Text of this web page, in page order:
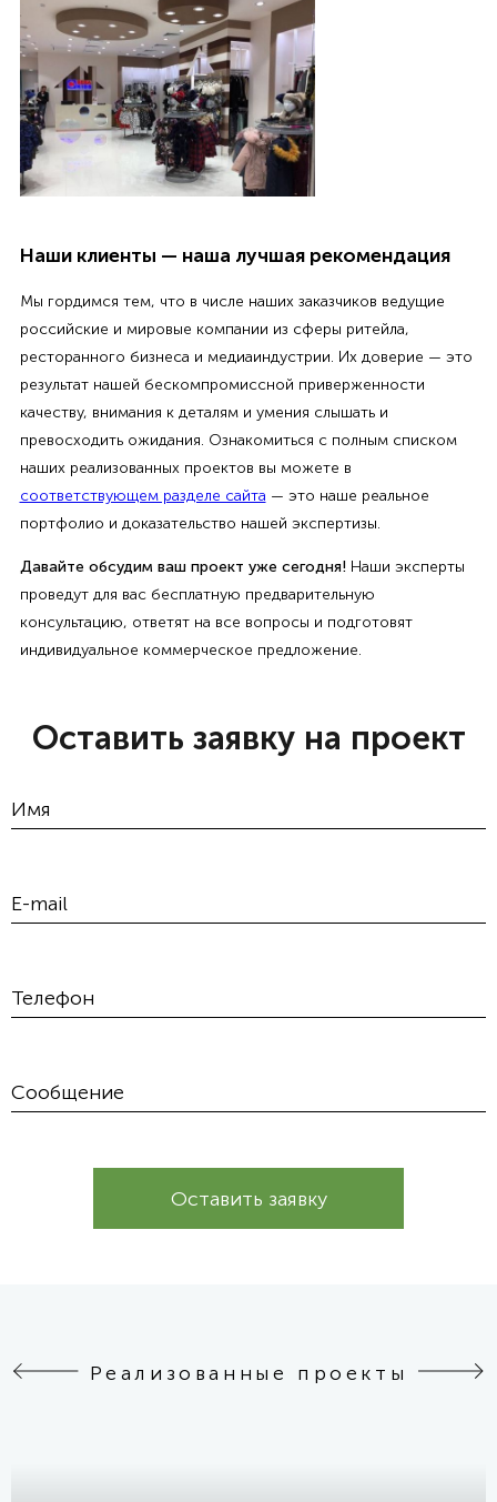
Наши клиенты — наша лучшая рекомендация
Мы гордимся тем, что в числе наших заказчиков ведущие
российские и мировые компании из сферы ритейла,
ресторанного бизнеса и медиаиндустрии. Их доверие — это
результат нашей бескомпромиссной приверженности
качеству, внимания к деталям и умения слышать и
превосходить ожидания. Ознакомиться с полным списком
наших реализованных проектов вы можете в
соответствующем разделе сайта — это наше реальное
портфолио и доказательство нашей экспертизы.
Давайте обсудим ваш проект уже сегодня!Наши эксперты
проведут для вас бесплатную предварительную
консультацию, ответят на все вопросы и подготовят
индивидуальное коммерческое предложение.
Оставить заявку на проект
Оставить заявку
Реализованные проекты